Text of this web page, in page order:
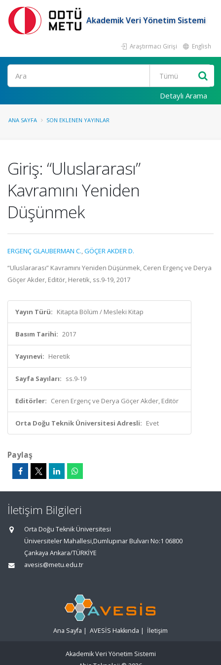
Akademik Veri Yönetim Sistemi
Araştırmacı Girişi English
Ara
Detaylı Arama
ANA SAYFA SON EKLENEN YAYINLAR
Giriş: “Uluslararası”
Kavramını Yeniden
Düşünmek
ERGENÇ GLAUBERMAN C.,GÖÇER AKDER D.
“Uluslararası” Kavramını Yeniden Düşünmek, Ceren Ergenç ve Derya
Göçer Akder, Editör, Heretik, ss.9-19, 2017
Yayın Türü: Kitapta Bölüm / Mesleki Kitap
Basım Tarihi: 2017
Yayınevi: Heretik
Sayfa Sayıları: ss.9-19
Editörler: Ceren Ergenç ve Derya Göçer Akder, Editör
Orta Doğu Teknik Üniversitesi Adresli: Evet
Paylaş
İletişim Bilgileri
Orta Doğu Teknik Üniversitesi
Üniversiteler Mahallesi,Dumlupınar Bulvarı No:1 06800
Çankaya Ankara/TÜRKİYE
avesis@metu.edu.tr
Ana Sayfa | AVESİS Hakkında | İletişim
Akademik Veri Yönetim Sistemi